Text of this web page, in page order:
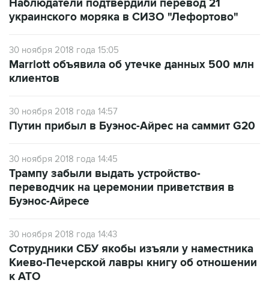
Наблюдатели подтвердили перевод 21
украинского моряка в СИЗО "Лефортово"
30 ноября 2018 года 15:05
Marriott объявила об утечке данных 500 млн
клиентов
30 ноября 2018 года 14:57
Путин прибыл в Буэнос-Айрес на саммит G20
30 ноября 2018 года 14:45
Трампу забыли выдать устройство-
переводчик на церемонии приветствия в
Буэнос-Айресе
30 ноября 2018 года 14:43
Сотрудники СБУ якобы изъяли у наместника
Киево-Печерской лавры книгу об отношении
к АТО